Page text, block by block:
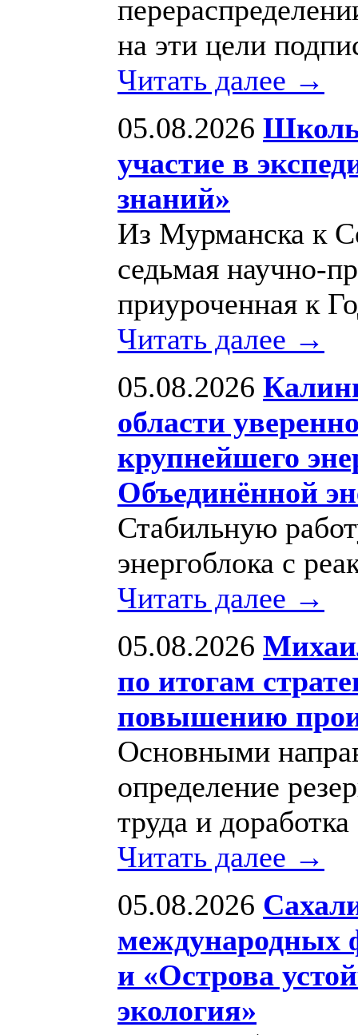
на эти цели
Читать далее →
05.08.2026
участие в
знаний»
Из Мурманска к
седьмая научно-
приуроченная к
Читать далее →
05.08.2026
области
крупнейшего
Объединённой
Стабильную
энергоблока с
Читать далее →
05.08.2026
по итогам
повышению
Основными
определение
труда и
Читать далее →
05.08.2026
международных
и «Острова
экология»